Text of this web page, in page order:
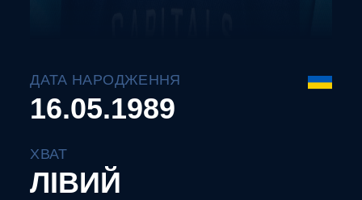
ДАТА НАРОДЖЕННЯ
16.05.1989
ХВАТ
ЛІВИЙ